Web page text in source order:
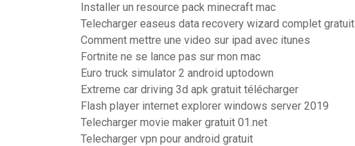
Installer un resource pack minecraft mac
Telecharger easeus data recovery wizard complet gratuit
Comment mettre une video sur ipad avec itunes
Fortnite ne se lance pas sur mon mac
Euro truck simulator 2 android uptodown
Extreme car driving 3d apk gratuit télécharger
Flash player internet explorer windows server 2019
Telecharger movie maker gratuit 01.net
Telecharger vpn pour android gratuit